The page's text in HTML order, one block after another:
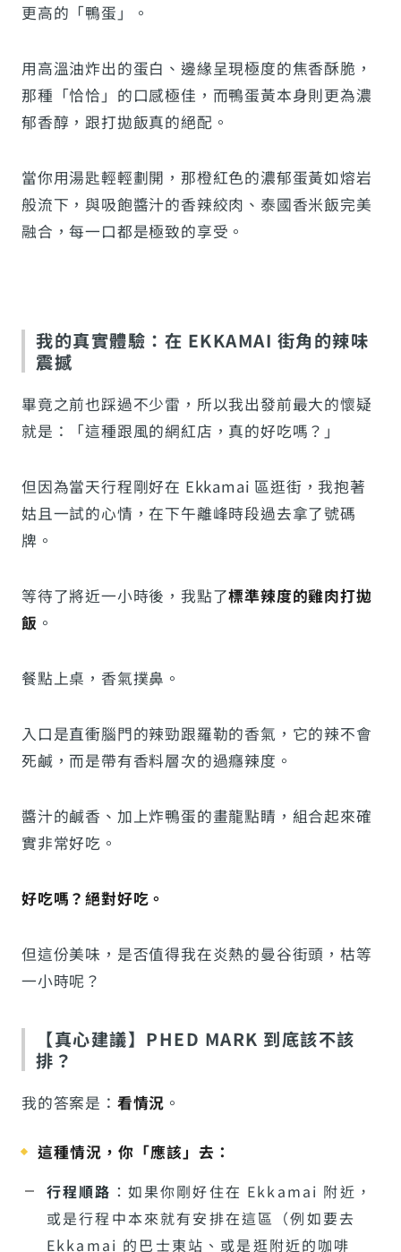
更高的「鴨蛋」。
用高溫油炸出的蛋白、邊緣呈現極度的焦香酥脆，
那種「恰恰」的口感極佳，而鴨蛋黃本身則更為濃
郁香醇，跟打拋飯真的絕配。
當你用湯匙輕輕劃開，那橙紅色的濃郁蛋黃如熔岩
般流下，與吸飽醬汁的香辣絞肉、泰國香米飯完美
融合，每一口都是極致的享受。
我的真實體驗：在 EKKAMAI 街角的辣味
震撼
畢竟之前也踩過不少雷，所以我出發前最大的懷疑
就是：「這種跟風的網紅店，真的好吃嗎？」
但因為當天行程剛好在 Ekkamai 區逛街，我抱著
姑且一試的心情，在下午離峰時段過去拿了號碼
牌。
等待了將近一小時後，我點了標準辣度的雞肉打拋
飯 。
餐點上桌，香氣撲鼻。
入口是直衝腦門的辣勁跟羅勒的香氣，它的辣不會
死鹹，而是帶有香料層次的過癮辣度。
醬汁的鹹香、加上炸鴨蛋的畫龍點睛，組合起來確
實非常好吃。
好吃嗎？絕對好吃。
但這份美味，是否值得我在炎熱的曼谷街頭，枯等
一小時呢？
【真心建議】PHED MARK 到底該不該
排？
我的答案是： 看情況 。
這種情況，你「應該」去：
行程順路 ：如果你剛好住在 Ekkamai 附近，
或是行程中本來就有安排在這區（例如要去
Ekkamai 的巴士東站、或是逛附近的咖啡